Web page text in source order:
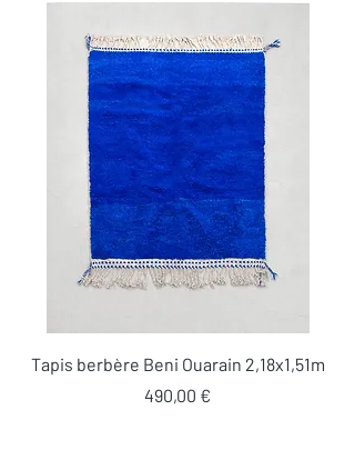
Tapis berbère Beni Ouarain 2,18x1,51m
Prix
490,00 €